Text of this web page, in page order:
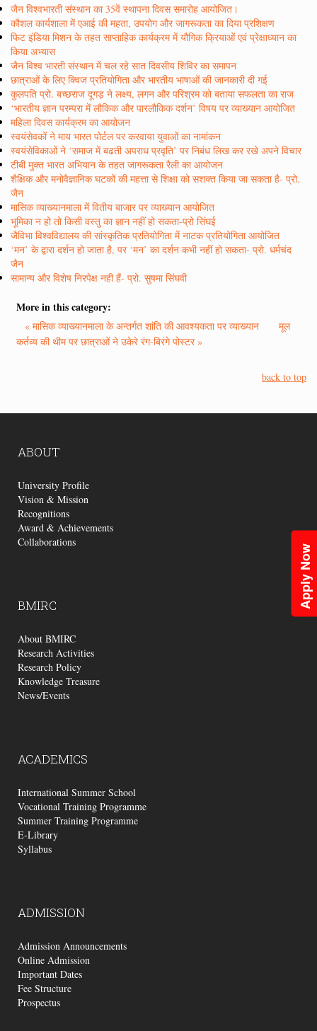
Apply Now
जैन विश्वभारती संस्थान का 35वें स्थापना दिवस समारोह आयोजित।
कौशल कार्यशाला में एआई की महता, उपयोग और जागरूकता का दिया प्रशिक्षण
फिट इंडिया मिशन के तहत साप्ताहिक कार्यक्रम में यौगिक क्रियाओं एवं प्रेक्षाध्यान का
किया अभ्यास
जैन विश्व भारती संस्थान में चल रहे सात दिवसीय शिविर का समापन
छात्राओं के लिए क्विज प्रतियोगिता और भारतीय भाषाओं की जानकारी दी गई
कुलपति प्रो. बच्छराज दूगड़ ने लक्ष्य, लगन और परिश्रम को बताया सफलता का राज
‘भारतीय ज्ञान परम्परा में लौकिक और पारलौकिक दर्शन’ विषय पर व्याख्यान आयोजित
महिला दिवस कार्यक्रम का आयोजन
स्वयंसेवकों ने माय भारत पोर्टल पर करवाया युवाओं का नामांकन
स्वयंसेविकाओं ने ‘समाज में बढती अपराध प्रवृति’ पर निबंध लिख कर रखे अपने विचार
टीबी मुक्त भारत अभियान के तहत जागरूकता रैली का आयोजन
शैक्षिक और मनोवैज्ञानिक घटकों की महत्ता से शिक्षा को सशक्त किया जा सकता है- प्रो.
जैन
मासिक व्याख्यानमाला में वितीय बाजार पर व्याख्यान आयोजित
भूमिका न हो तो किसी वस्तु का ज्ञान नहीं हो सकता-प्रो सिंघई
जैविभा विश्वविद्यालय की सांस्कृतिक प्रतियोगिता में नाटक प्रतियोगिता आयोजित
‘मन’ के द्वारा दर्शन हो जाता है, पर ‘मन’ का दर्शन कभी नहीं हो सकता- प्रो. धर्मचंद
जैन
सामान्य और विशेष निरपेक्ष नही हैं- प्रो. सुषमा सिंघवी
More in this category:
« मासिक व्याख्यानमाला के अन्तर्गत शांति की आवश्यकता पर व्याख्यान
मूल
कर्तव्य की थीम पर छात्राओं ने उकेरे रंग-बिरंगे पोस्टर »
back to top
ABOUT
University Profile
Vision & Mission
Recognitions
Award & Achievements
Collaborations
BMIRC
About BMIRC
Research Activities
Research Policy
Knowledge Treasure
News/Events
ACADEMICS
International Summer School
Vocational Training Programme
Summer Training Programme
E-Library
Syllabus
ADMISSION
Admission Announcements
Online Admission
Important Dates
Fee Structure
Prospectus